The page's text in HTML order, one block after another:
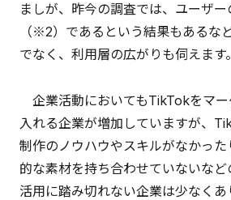
ましが、昨今の調査では、ユーザ
（※2）であるという結果もあるな
でなく、利用層の広がりも伺えます。
企業活動においてもTikTokをマー
入れる企業が増加していますが、
制作のノウハウやスキルがなかっ
的な素材を持ち合わせていないな
活用に踏み切れない企業は少なくあ